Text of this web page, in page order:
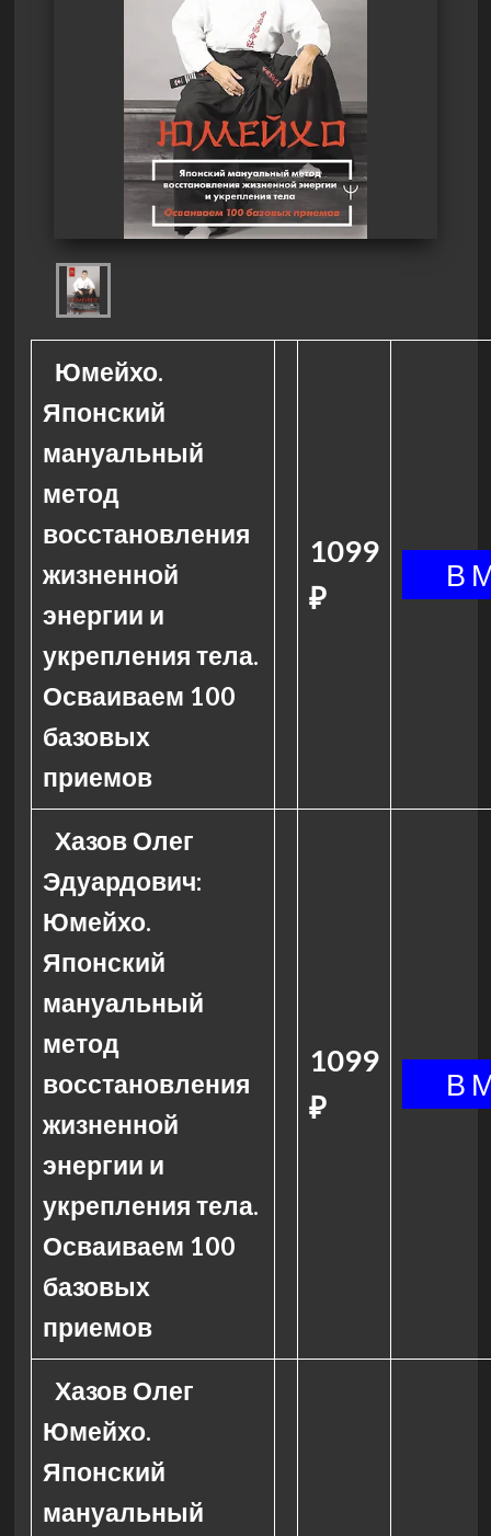
Юмейхо.
Японский
мануальный
метод
восстановления
жизненной
энергии и
укрепления тела.
Осваиваем 100
базовых
приемов
1099
₽
Хазов Олег
Эдуардович:
Юмейхо.
Японский
мануальный
метод
восстановления
жизненной
энергии и
укрепления тела.
Осваиваем 100
базовых
приемов
1099
₽
Хазов Олег
Юмейхо.
Японский
мануальный